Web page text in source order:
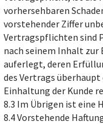
vorhersehbaren
vorstehender Ziffer
Vertragspflichten sind
nach seinem Inhalt zur
auferlegt, deren
des Vertrags
Einhaltung der Kunde
8.3 Im Übrigen ist eine
8.4 Vorstehende